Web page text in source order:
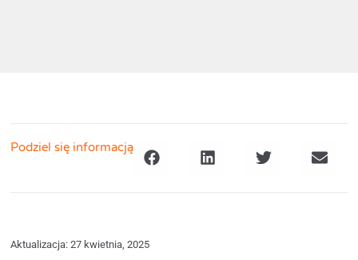
Podziel się informacją
Aktualizacja: 27 kwietnia, 2025